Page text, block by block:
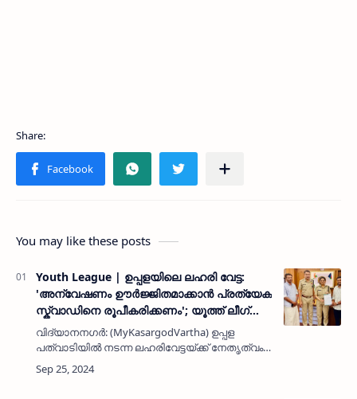
You may like these posts
Youth League | ഉപ്പളയിലെ ലഹരി വേട്ട:
'അന്വേഷണം ഊർജ്ജിതമാക്കാൻ പ്രത്യേക
സ്ക്വാഡിനെ രൂപീകരിക്കണം'; യൂത്ത് ലീഗ്
നേതാക്കൾ പോലീസ് ചീഫിനെ കണ്ടു
വിദ്യാനനഗർ: (MyKasargodVartha) ഉപ്പള
പത്വാടിയിൽ നടന്ന ലഹരിവേട്ടയ്ക്ക് നേതൃത്വം
നൽകിയ പോലീസ് ഉദ്യോഗസ്ഥരെ
അഭിനന്ദിക്കാനും മഞ്ചേശ്വരം, കുമ്പള പോലീസ്